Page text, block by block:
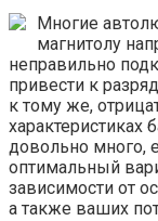
Многие
магнитолу
неправильно
привести к
к тому же,
характеристиках
довольно много,
оптимальный
зависимости от
а также ваших